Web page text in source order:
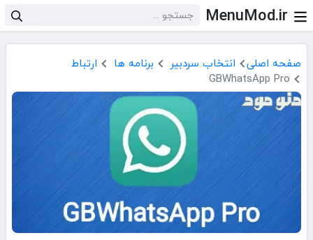
MenuMod.ir
صفحه اصلی انتخاب سردبیر برنامه ها
ارتباط
GBWhatsApp Pro